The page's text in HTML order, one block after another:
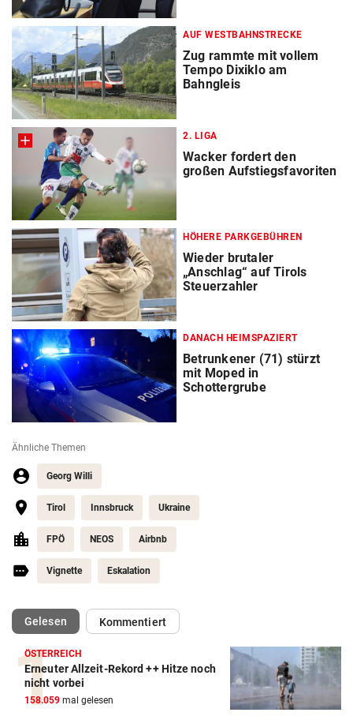
AUF WESTBAHNSTRECKE
Zug rammte mit vollem
Tempo Dixiklo am
Bahngleis
2. LIGA
Wacker fordert den
großen Aufstiegsfavoriten
HÖHERE PARKGEBÜHREN
Wieder brutaler
„Anschlag“ auf Tirols
Steuerzahler
DANACH HEIMSPAZIERT
Betrunkener (71) stürzt
mit Moped in
Schottergrube
Ähnliche Themen
Georg Willi
Tirol Innsbruck Ukraine
FPÖ NEOS Airbnb
Vignette Eskalation
Gelesen(ausgewählt)Kommentiert
ÖSTERREICH
Erneuter Allzeit-Rekord ++ Hitze noch
nicht vorbei
158.059 mal gelesen